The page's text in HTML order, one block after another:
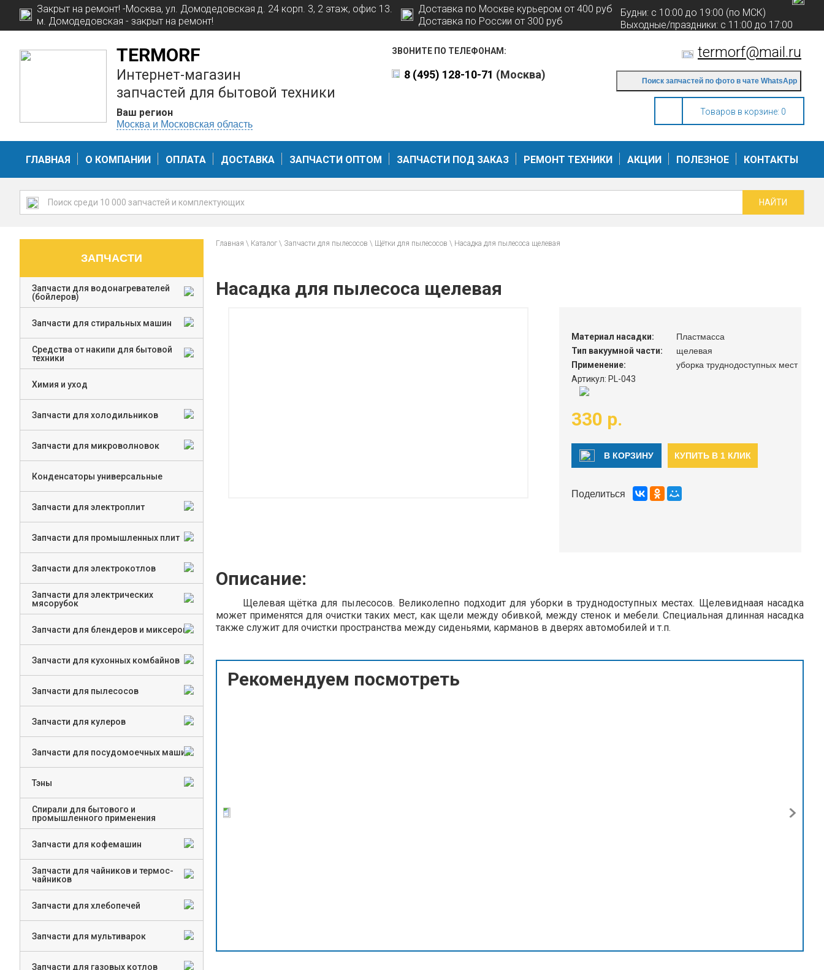
Закрыт на ремонт! -Москва, ул. Домодедовская д. 24 корп. 3, 2 этаж, офис 13.
м. Домодедовская - закрыт на ремонт!
Доставка по Москве курьером от 400 руб
Доставка по России от 300 руб
Будни: с 10:00 до 19:00 (по МСК)
Выходные/праздники: с 11:00 до 17:00
TERMORF
Интернет-магазин
запчастей для бытовой техники
Ваш регион
Москва и Московская область
ЗВОНИТЕ ПО ТЕЛЕФОНАМ:
8 (495) 128-10-71 (Москва)
termorf@mail.ru
Поиск запчастей по фото в чате WhatsApp
Товаров в корзине: 0
ГЛАВНАЯ О КОМПАНИИ ОПЛАТА ДОСТАВКА ЗАПЧАСТИ ОПТОМ ЗАПЧАСТИ ПОД ЗАКАЗ РЕМОНТ ТЕХНИКИ АКЦИИ ПОЛЕЗНОЕ КОНТАКТЫ
ЗАПЧАСТИ
Запчасти для водонагревателей
(бойлеров)
Запчасти для стиральных машин
Средства от накипи для бытовой
техники
Химия и уход
Запчасти для холодильников
Запчасти для микроволновок
Конденсаторы универсальные
Запчасти для электроплит
Запчасти для промышленных плит
Запчасти для электрокотлов
Запчасти для электрических
мясорубок
Запчасти для блендеров и миксеров
Запчасти для кухонных комбайнов
Запчасти для пылесосов
Запчасти для кулеров
Запчасти для посудомоечных машин
Тэны
Спирали для бытового и
промышленного применения
Запчасти для кофемашин
Запчасти для чайников и термос-
чайников
Запчасти для хлебопечей
Запчасти для мультиварок
Запчасти для газовых котлов
Главная \ Каталог \ Запчасти для пылесосов \ Щётки для пылесосов \ Насадка для пылесоса щелевая
Насадка для пылесоса щелевая
Материал насадки:
Пластмасса
Тип вакуумной части:
щелевая
Применение:
уборка труднодоступных мест
Артикул: PL-043
330 р.
В КОРЗИНУ КУПИТЬ В 1 КЛИК
Поделиться
Описание:
Щелевая щётка для пылесосов. Великолепно подходит для уборки в труднодоступных местах. Щелевиднаая насадка
может применятся для очистки таких мест, как щели между обивкой, между стенок и мебели. Специальная длинная насадка
также служит для очистки пространства между сиденьями, карманов в дверях автомобилей и т.п.
Рекомендуем посмотреть